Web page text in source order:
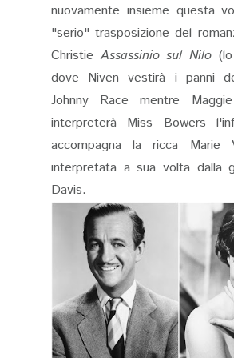
nuovamente insieme questa
"serio" trasposizione del
Christie Assassinio sul Nilo
dove Niven vestirà i panni
Johnny Race mentre
interpreterà Miss Bowers
accompagna la ricca Marie
interpretata a sua volta dalla
Davis.